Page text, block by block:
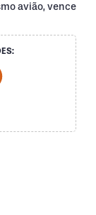
avião, vence
MediaMedia
Social Media
Tiktok Social